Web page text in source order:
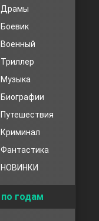
Драмы
Боевик
Военный
Триллер
Музыка
Биографии
Путешествия
Криминал
Фантастика
НОВИНКИ
годам